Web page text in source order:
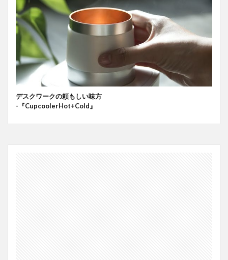
デスクワークの頼もしい味方
-『CupcoolerHot+Cold』